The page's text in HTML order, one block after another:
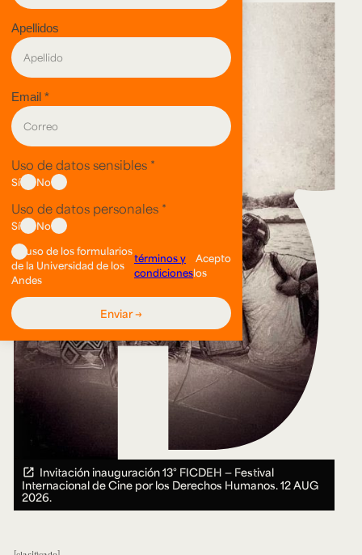
Invitación inauguración 13° FICDEH — Festival
Internacional de Cine por los Derechos Humanos.12 AUG
2026.